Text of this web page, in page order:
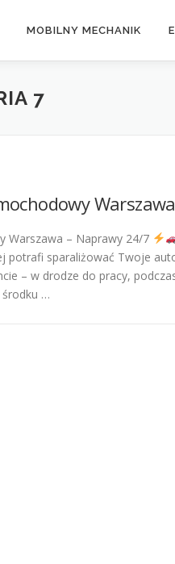
MOBILNY MECHANIK
7
Warszawa
Warszawa – Naprawy 24/7
potrafi sparaliżować Twoje
– w drodze do pracy,
środku …